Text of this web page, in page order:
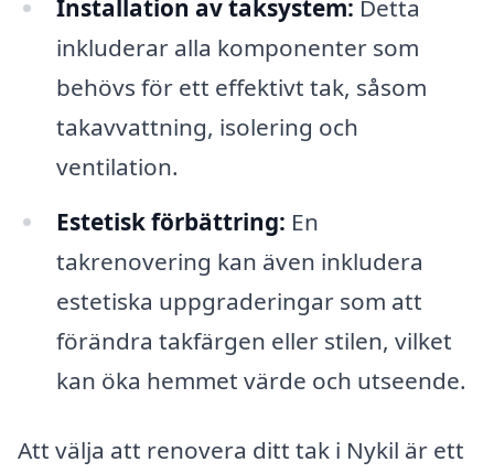
Installation av taksystem: Detta
inkluderar alla komponenter som
behövs för ett effektivt tak, såsom
takavvattning, isolering och
ventilation.
Estetisk förbättring: En
takrenovering kan även inkludera
estetiska uppgraderingar som att
förändra takfärgen eller stilen, vilket
kan öka hemmet värde och utseende.
Att välja att renovera ditt tak i Nykil är ett